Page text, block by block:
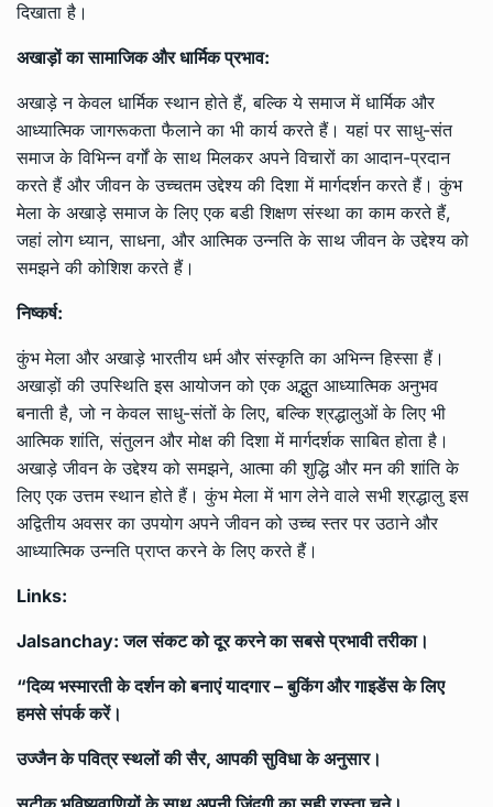
दिखाता है।
अखाड़ों का सामाजिक और धार्मिक प्रभाव:
अखाड़े न केवल धार्मिक स्थान होते हैं, बल्कि ये समाज में धार्मिक और
आध्यात्मिक जागरूकता फैलाने का भी कार्य करते हैं। यहां पर साधु-संत
समाज के विभिन्न वर्गों के साथ मिलकर अपने विचारों का आदान-प्रदान
करते हैं और जीवन के उच्चतम उद्देश्य की दिशा में मार्गदर्शन करते हैं। कुंभ
मेला के अखाड़े समाज के लिए एक बडी शिक्षण संस्था का काम करते हैं,
जहां लोग ध्यान, साधना, और आत्मिक उन्नति के साथ जीवन के उद्देश्य को
समझने की कोशिश करते हैं।
निष्कर्ष:
कुंभ मेला और अखाड़े भारतीय धर्म और संस्कृति का अभिन्न हिस्सा हैं।
अखाड़ों की उपस्थिति इस आयोजन को एक अद्भुत आध्यात्मिक अनुभव
बनाती है, जो न केवल साधु-संतों के लिए, बल्कि श्रद्धालुओं के लिए भी
आत्मिक शांति, संतुलन और मोक्ष की दिशा में मार्गदर्शक साबित होता है।
अखाड़े जीवन के उद्देश्य को समझने, आत्मा की शुद्धि और मन की शांति के
लिए एक उत्तम स्थान होते हैं। कुंभ मेला में भाग लेने वाले सभी श्रद्धालु इस
अद्वितीय अवसर का उपयोग अपने जीवन को उच्च स्तर पर उठाने और
आध्यात्मिक उन्नति प्राप्त करने के लिए करते हैं।
Links:
Jalsanchay: जल संकट को दूर करने का सबसे प्रभावी तरीका।
“दिव्य भस्मारती के दर्शन को बनाएं यादगार – बुकिंग और गाइडेंस के लिए
हमसे संपर्क करें।
उज्जैन के पवित्र स्थलों की सैर, आपकी सुविधा के अनुसार।